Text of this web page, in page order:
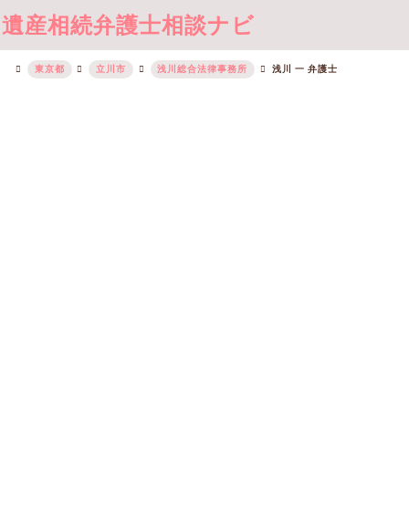
遺産相続弁護士相談ナビ
東京都 立川市 浅川総合法律事務所 浅川 一 弁護士